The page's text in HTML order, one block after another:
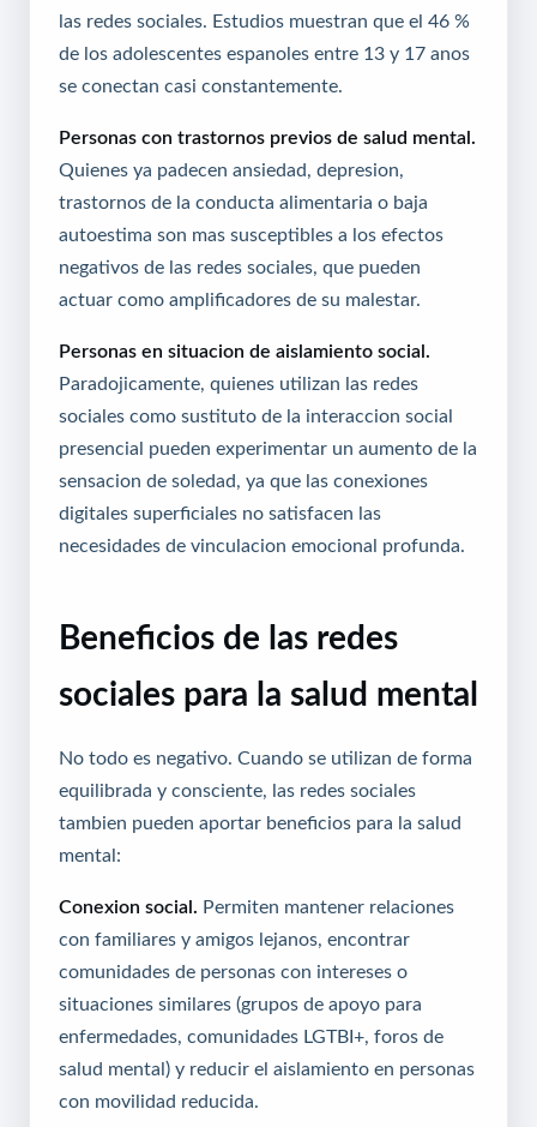
las redes sociales. Estudios muestran que el 46 %
de los adolescentes espanoles entre 13 y 17 anos
se conectan casi constantemente.
Personas con trastornos previos de salud mental.
Quienes ya padecen ansiedad, depresion,
trastornos de la conducta alimentaria o baja
autoestima son mas susceptibles a los efectos
negativos de las redes sociales, que pueden
actuar como amplificadores de su malestar.
Personas en situacion de aislamiento social.
Paradojicamente, quienes utilizan las redes
sociales como sustituto de la interaccion social
presencial pueden experimentar un aumento de la
sensacion de soledad, ya que las conexiones
digitales superficiales no satisfacen las
necesidades de vinculacion emocional profunda.
Beneficios de las redes
sociales para la salud mental
No todo es negativo. Cuando se utilizan de forma
equilibrada y consciente, las redes sociales
tambien pueden aportar beneficios para la salud
mental:
Conexion social.
Permiten mantener relaciones
con familiares y amigos lejanos, encontrar
comunidades de personas con intereses o
situaciones similares (grupos de apoyo para
enfermedades, comunidades LGTBI+, foros de
salud mental) y reducir el aislamiento en personas
con movilidad reducida.